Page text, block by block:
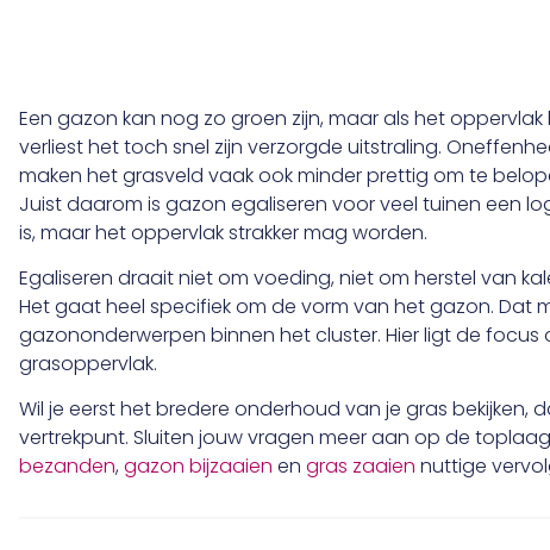
Een gazon kan nog zo groen zijn, maar als het
verliest het toch snel zijn verzorgde uitstraling.
maken het grasveld vaak ook minder prettig om te
Juist daarom is gazon egaliseren voor veel tuinen een
is, maar het oppervlak strakker mag worden.
Egaliseren draait niet om voeding, niet om herstel van
Het gaat heel specifiek om de vorm van het gazon. Dat
gazononderwerpen binnen het cluster. Hier ligt de focus
grasoppervlak.
Wil je eerst het bredere onderhoud van je gras bekijken,
vertrekpunt. Sluiten jouw vragen meer aan op de
bezanden,gazon bijzaaien engras zaaien nuttige